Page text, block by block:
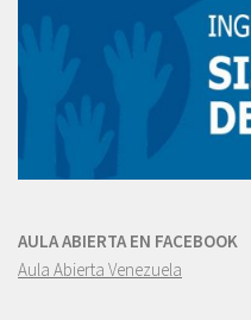
AULA ABIERTA EN FACEBOOK
Aula Abierta Venezuela